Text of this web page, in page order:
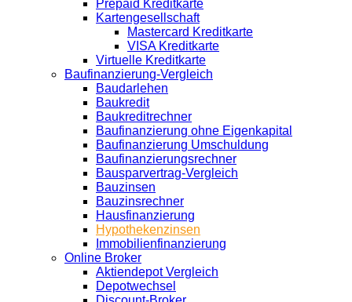
Prepaid Kreditkarte
Kartengesellschaft
Mastercard Kreditkarte
VISA Kreditkarte
Virtuelle Kreditkarte
Baufinanzierung-Vergleich
Baudarlehen
Baukredit
Baukreditrechner
Baufinanzierung ohne Eigenkapital
Baufinanzierung Umschuldung
Baufinanzierungsrechner
Bausparvertrag-Vergleich
Bauzinsen
Bauzinsrechner
Hausfinanzierung
Hypothekenzinsen
Immobilienfinanzierung
Online Broker
Aktiendepot Vergleich
Depotwechsel